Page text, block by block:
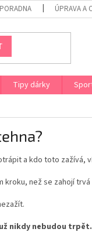
ÚPRAVA A
Tipy dárky
a kdo toto zažívá,
kroku, než se zahojí
nikdy nebudou trpět.